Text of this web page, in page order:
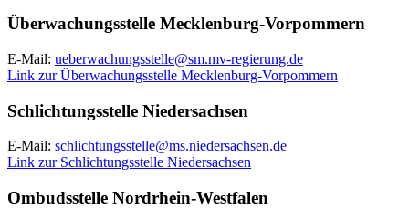
Überwachungsstelle Mecklenburg-Vorpommern
E-Mail: ueberwachungsstelle@sm.mv-regierung.de
Link zur Überwachungsstelle Mecklenburg-Vorpommern
Schlichtungsstelle Niedersachsen
E-Mail: schlichtungsstelle@ms.niedersachsen.de
Link zur Schlichtungsstelle Niedersachsen
Ombudsstelle Nordrhein-Westfalen